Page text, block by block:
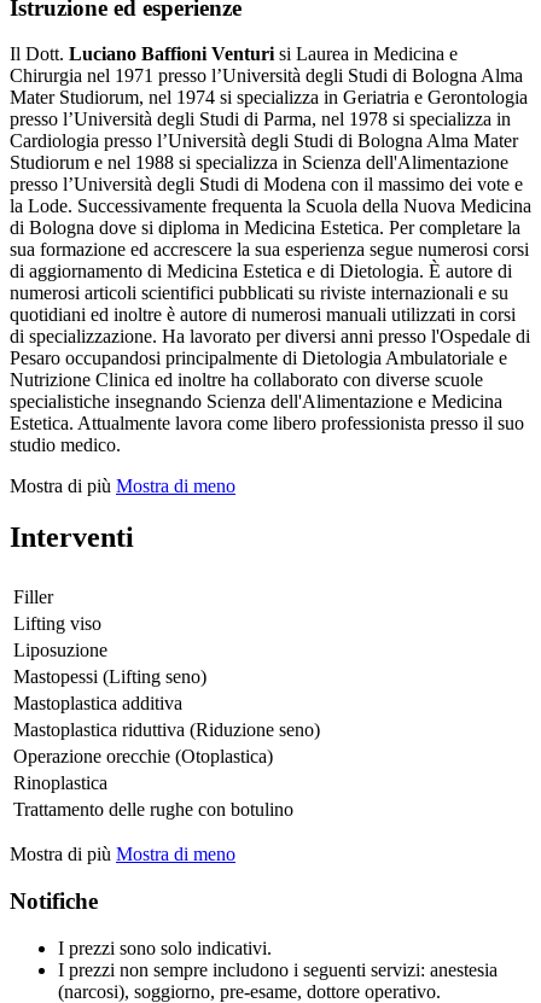
Istruzione ed esperienze
Il Dott. Luciano Baffioni Venturi si Laurea in Medicina e
Chirurgia nel 1971 presso l’Università degli Studi di Bologna Alma
Mater Studiorum, nel 1974 si specializza in Geriatria e Gerontologia
presso l’Università degli Studi di Parma, nel 1978 si specializza in
Cardiologia presso l’Università degli Studi di Bologna Alma Mater
Studiorum e nel 1988 si specializza in Scienza dell'Alimentazione
presso l’Università degli Studi di Modena con il massimo dei vote e
la Lode. Successivamente frequenta la Scuola della Nuova Medicina
di Bologna dove si diploma in Medicina Estetica. Per completare la
sua formazione ed accrescere la sua esperienza segue numerosi corsi
di aggiornamento di Medicina Estetica e di Dietologia. È autore di
numerosi articoli scientifici pubblicati su riviste internazionali e su
quotidiani ed inoltre è autore di numerosi manuali utilizzati in corsi
di specializzazione. Ha lavorato per diversi anni presso l'Ospedale di
Pesaro occupandosi principalmente di Dietologia Ambulatoriale e
Nutrizione Clinica ed inoltre ha collaborato con diverse scuole
specialistiche insegnando Scienza dell'Alimentazione e Medicina
Estetica. Attualmente lavora come libero professionista presso il suo
studio medico.
Mostra di più Mostra di meno
Interventi
Filler
Lifting viso
Liposuzione
Mastopessi (Lifting seno)
Mastoplastica additiva
Mastoplastica riduttiva (Riduzione seno)
Operazione orecchie (Otoplastica)
Rinoplastica
Trattamento delle rughe con botulino
Mostra di più Mostra di meno
Notifiche
I prezzi sono solo indicativi.
I prezzi non sempre includono i seguenti servizi: anestesia
(narcosi), soggiorno, pre-esame, dottore operativo.